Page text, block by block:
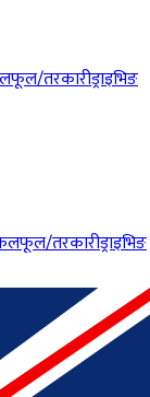
तरकारीड्राइभिङ
तरकारीड्राइभिङ